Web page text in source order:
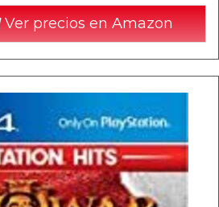
Ver precios en Amazon